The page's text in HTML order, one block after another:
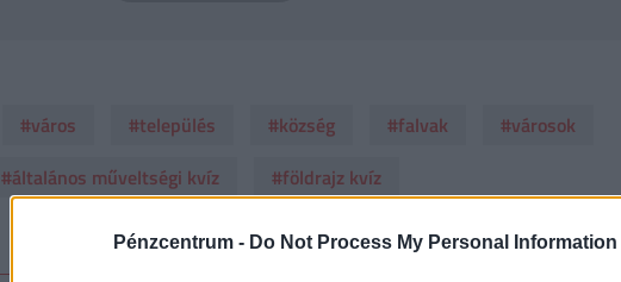
Pénzcentrum - Do Not Process My Personal Information
#város #település #község #falvak
#városok
#általános műveltségi kvíz #földrajz kvíz